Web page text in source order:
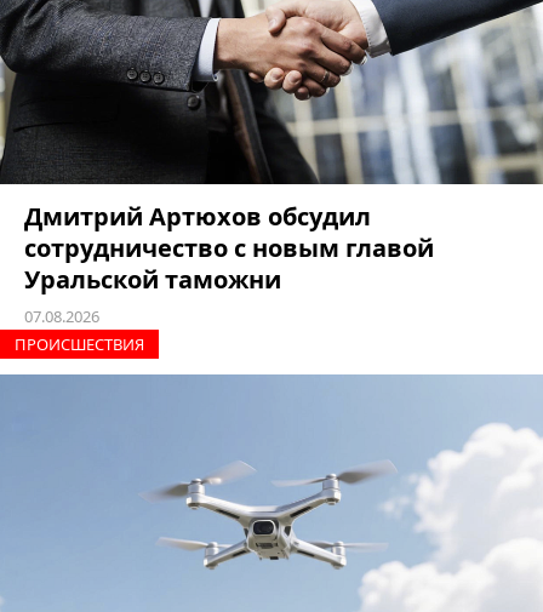
Дмитрий Артюхов обсудил
сотрудничество с новым главой
Уральской таможни
07.08.2026
ПРОИCШЕСТВИЯ